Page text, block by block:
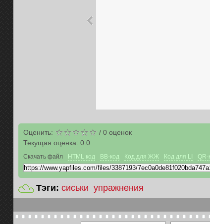
Оценить: / 0оценок
Текущая оценка: 0.0
Скачать файл HTML код BB-код Код для ЖЖ Код для LI QR-
Тэги: сиськи упражнения